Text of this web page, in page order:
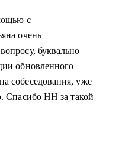
с
очень
буквально
обновленного
собеседования, уже
Спасибо HH за такой